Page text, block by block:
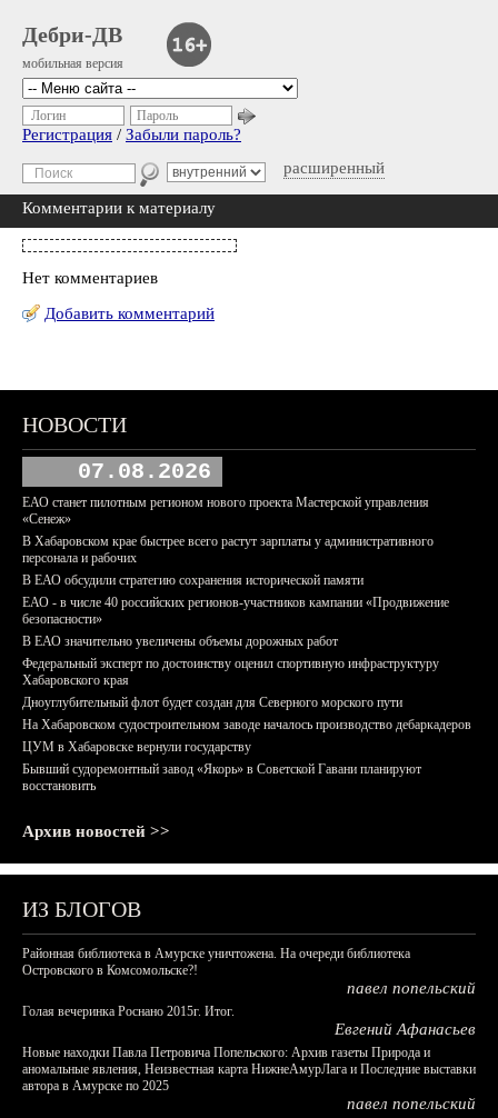
Дебри-ДВ
мобильная версия
расширенный
Логин Пароль
Регистрация / Забыли пароль?
Комментарии к материалу
Нет комментариев
Добавить комментарий
НОВОСТИ
07.08.2026
ЕАО станет пилотным регионом нового проекта Мастерской управления
«Сенеж»
В Хабаровском крае быстрее всего растут зарплаты у административного
персонала и рабочих
В ЕАО обсудили стратегию сохранения исторической памяти
ЕАО - в числе 40 российских регионов-участников кампании «Продвижение
безопасности»
В ЕАО значительно увеличены объемы дорожных работ
Федеральный эксперт по достоинству оценил спортивную инфраструктуру
Хабаровского края
Дноуглубительный флот будет создан для Северного морского пути
На Хабаровском судостроительном заводе началось производство дебаркадеров
ЦУМ в Хабаровске вернули государству
Бывший судоремонтный завод «Якорь» в Советской Гавани планируют
восстановить
Архив новостей >>
ИЗ БЛОГОВ
Районная библиотека в Амурске уничтожена. На очереди библиотека
Островского в Комсомольске?!
павел попельский
Голая вечеринка Роснано 2015г. Итог.
Евгений Афанасьев
Новые находки Павла Петровича Попельского: Архив газеты Природа и
аномальные явления, Неизвестная карта НижнеАмурЛага и Последние выставки
автора в Амурске по 2025
павел попельский